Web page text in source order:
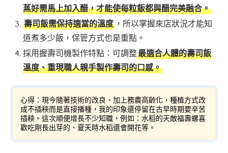
蒸好需馬上加入醋，才能使每粒飯都與醋完美融合。
壽司飯需保持適當的溫度 ，所以掌握來店狀況才能知
道煮多少飯，保管方式也是重點。
採用握壽司機製作特點：可調整最適合人體的壽司飯
溫度、重現職人親手製作壽司的口感。
心得：現今隨著技術的改良、加上務農高齡化，種植方式改
成不插秧而是直接播種，我的印象還停留在古早時期要辛苦
插秧。這次順便增長不少知職，例如：水稻的天敵福壽螺喜
歡吃剛長出芽的、夏天時水稻還會開花等。